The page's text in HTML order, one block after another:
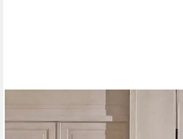
Esszimmerstuhl mit Armlehne